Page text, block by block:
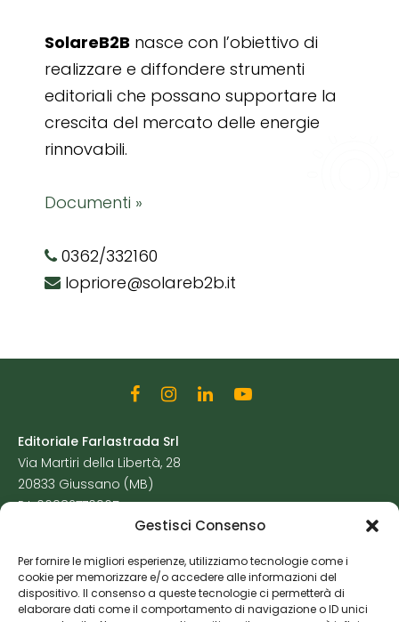
Gestisci Consenso
Per fornire le migliori esperienze, utilizziamo tecnologie come i
cookie per memorizzare e/o accedere alle informazioni del
dispositivo. Il consenso a queste tecnologie ci permetterà di
elaborare dati come il comportamento di navigazione o ID unici
SolareB2B nasce con l’obiettivo di
realizzare e diffondere strumenti
editoriali che possano supportare la
crescita del mercato delle energie
rinnovabili.
Documenti »
0362/332160
lopriore@solareb2b.it
Editoriale Farlastrada Srl
Via Martiri della Libertà, 28
20833 Giussano (MB)
P.I. 06982770965
Cookie Policy
Risorse Aggiuntive